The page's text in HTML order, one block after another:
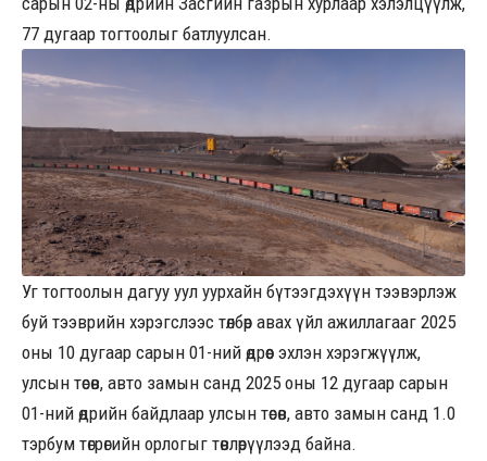
77 дугаар тогтоолыг батлуулсан.
Уг тогтоолын дагуу уул уурхайн бүтээгдэхүүн тээвэрлэж
буй тээврийн хэрэгслээс төлбөр авах үйл ажиллагааг 2025
оны 10 дугаар сарын 01-ний өдрөөс эхлэн хэрэгжүүлж,
улсын төсөв, авто замын санд 2025 оны 12 дугаар сарын
01-ний өдрийн байдлаар улсын төсөв, авто замын санд 1.0
тэрбум төгрөгийн орлогыг төвлөрүүлээд байна.